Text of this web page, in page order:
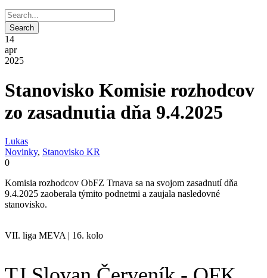
14
apr
2025
Stanovisko Komisie rozhodcov
zo zasadnutia dňa 9.4.2025
Lukas
Novinky, Stanovisko KR
0
Komisia rozhodcov ObFZ Trnava sa na svojom zasadnutí dňa
9.4.2025 zaoberala týmito podnetmi a zaujala nasledovné
stanovisko.
VII. liga MEVA | 16. kolo